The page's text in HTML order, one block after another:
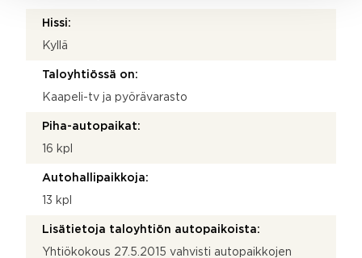
Hissi:
Kyllä
Taloyhtiössä on:
Kaapeli-tv ja pyörävarasto
Piha-autopaikat:
16 kpl
Autohallipaikkoja:
13 kpl
Lisätietoja taloyhtiön autopaikoista:
Yhtiökokous 27.5.2015 vahvisti autopaikkojen